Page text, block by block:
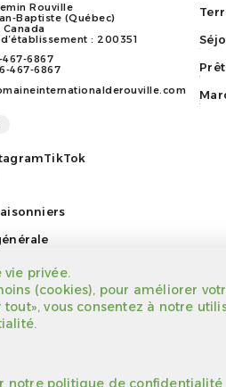
vie privée.
(cookies), pour améliorer
vous consentez à notre
notre politique de confidentialité
Rouville
Baptiste (Québec)
Canada
: 200351
467-6867
467-6867
TikTok